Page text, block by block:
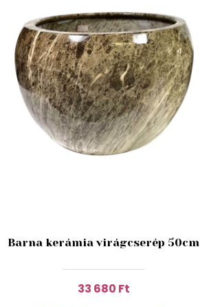
Barna kerámia virágcserép 50cm
33 680 Ft